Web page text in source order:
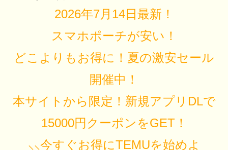
2026年7月14日最新！
スマホポーチが安い！
どこよりもお得に！夏の激安セール
開催中！
本サイトから限定！新規アプリDLで
15000円クーポンをGET！
⸜⸜今すぐお得にTEMUを始めよ